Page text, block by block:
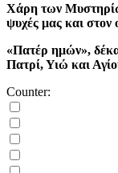
Χάρη των
ψυχές μας και
«Πατέρ ημών»,
Πατρί, Υιώ και
Counter: